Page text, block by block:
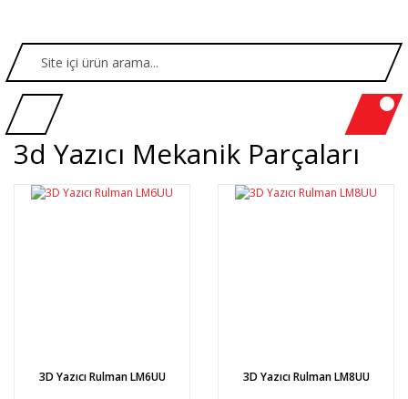
3d Yazıcı Mekanik Parçaları
3D Yazıcı Rulman LM6UU 3D Yazıcı Rulman LM8UU